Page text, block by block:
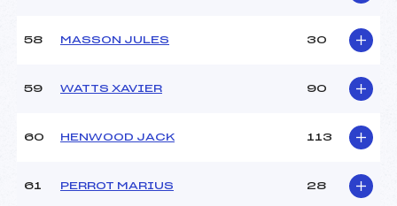
58 MASSON JULES 30
59 WATTS XAVIER 90
60 HENWOOD JACK 113
61 PERROT MARIUS 28